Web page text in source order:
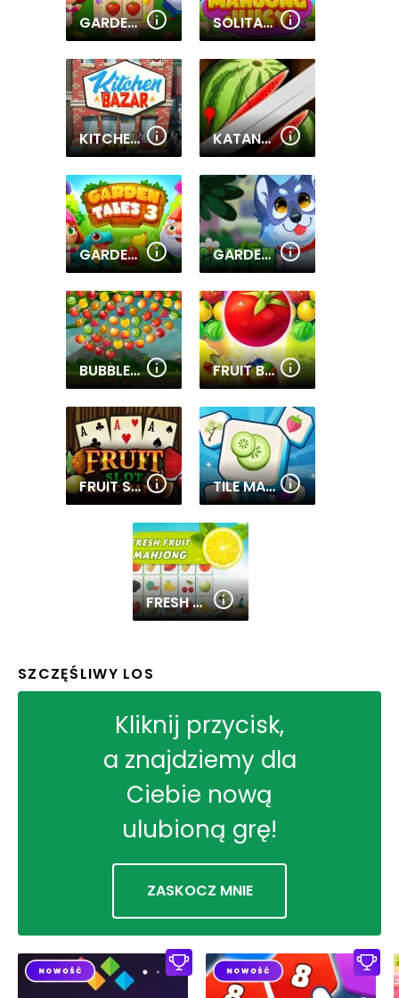
GARDEN TALES MAHJONG SOLITAIRE MAHJONG JUICY
KITCHEN BAZAR KATANA FRUIT
GARDEN TALES 3 GARDEN ESCAPE
BUBBLE SHOOTER FRUITS WHEEL FRUIT BUBBLE SHOOTERS
FRUIT SLOT MACHINE TILE MAHJONG
FRESH FRUIT MAHJONG CONNECTION
SZCZĘŚLIWY LOS
Kliknij przycisk,
a znajdziemy dla
Ciebie nową
ulubioną grę!
ZASKOCZ MNIE